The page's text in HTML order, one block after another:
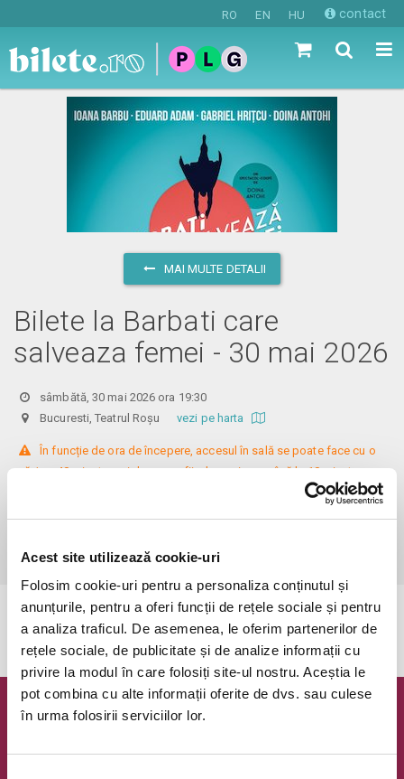
Acest site utilizează cookie-uri
Folosim cookie-uri pentru a personaliza conținutul și
anunțurile, pentru a oferi funcții de rețele sociale și pentru
a analiza traficul. De asemenea, le oferim partenerilor de
rețele sociale, de publicitate și de analize informații cu
privire la modul în care folosiți site-ul nostru. Aceștia le
pot combina cu alte informații oferite de dvs. sau culese
în urma folosirii serviciilor lor.
RO EN HU contact
MAI MULTE DETALII
Bilete la Barbati care
salveaza femei - 30 mai 2026
sâmbătă, 30 mai 2026 ora 19:30
Bucuresti, Teatrul Roșu vezi pe harta
În funcție de ora de începere, accesul în sală se poate face cu o
oră / cu 40 minute mai devreme, fiind permis cu până la 10 minute
înainte de spectacol. Așezarea se realizează la mese de 2 (nr. limitat), 3
Informații suplimentare, la nr. de telefon 0773 825 249.
Evenimentul a expirat.
Newsletter @ Bilete.ro